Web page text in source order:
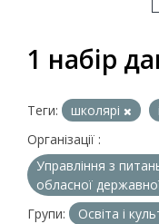
1 набір
Теги: школярі
Організації :
Управління з
обласної державної
Групи:
Освіта і